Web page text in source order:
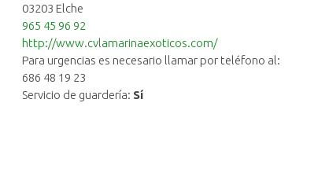
03203 Elche
965 45 96 92
http://www.cvlamarinaexoticos.com/
Para urgencias es necesario llamar por teléfono al:
686 48 19 23
Servicio de guardería: Sí